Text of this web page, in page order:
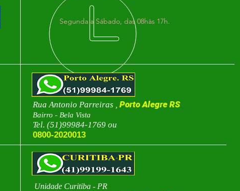
Segunda a Sábado, das 08hàs 17h.
Rua Antonio Parreiras , Porto Alegre RS
Bairro - Bela Vista
Tel. (51)99984-1769 ou
0800-2020013
Unidade Curitiba - PR